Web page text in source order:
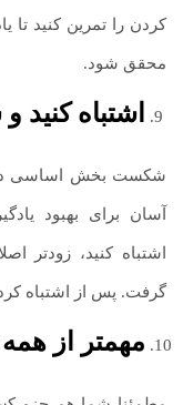
کردن را تمرین کنید تا
محقق شود.
اشتباه
شکست بخش اساسی در
آسان برای بهبود
اشتباه کنید، زودتر
گرفت. پس از اشتباه
مهم­تر از